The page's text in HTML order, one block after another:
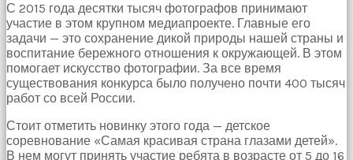
takılmaya
gittiğimde
tombul
annesinin
kıçına
bakmaktan
hiç
şeye
konsantre
С 2015 года десятки тысяч фотографов принимают
участие в этом крупном медиапроекте. Главные его
задачи — это сохранение дикой природы нашей страны и
воспитание бережного отношения к окружающей. В этом
помогает искусство фотографии. За все время
существования конкурса было получено почти 400 тысяч
работ со всей России.
Стоит отметить новинку этого года — детское
соревнование «Самая красивая страна глазами детей».
В нем могут принять участие ребята в возрасте от 5 до 16